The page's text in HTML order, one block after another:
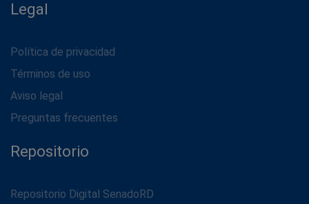
Legal
Política de privacidad
Términos de uso
Aviso legal
Preguntas frecuentes
Repositorio
Repositorio Digital SenadoRD